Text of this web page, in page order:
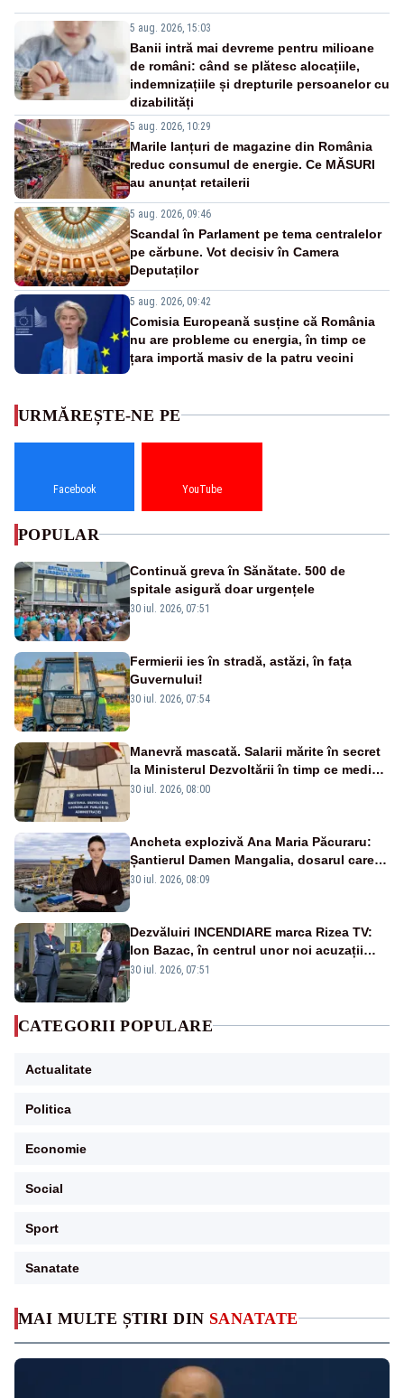
5 aug. 2026, 15:03
Banii intră mai devreme pentru milioane
de români: când se plătesc alocațiile,
indemnizațiile și drepturile persoanelor cu
dizabilități
5 aug. 2026, 10:29
Marile lanțuri de magazine din România
reduc consumul de energie. Ce MĂSURI
au anunțat retailerii
5 aug. 2026, 09:46
Scandal în Parlament pe tema centralelor
pe cărbune. Vot decisiv în Camera
Deputaților
5 aug. 2026, 09:42
Comisia Europeană susține că România
nu are probleme cu energia, în timp ce
țara importă masiv de la patru vecini
MAI MULTE ȘTIRI DIN SANATATE
URMĂREȘTE-NE PE
Facebook YouTube
POPULAR
Continuă greva în Sănătate. 500 de
spitale asigură doar urgențele
30 iul. 2026, 07:51
Fermierii ies în stradă, astăzi, în fața
Guvernului!
30 iul. 2026, 07:54
Manevră mascată. Salarii mărite în secret
la Ministerul Dezvoltării în timp ce medicii
ies în stradă
30 iul. 2026, 08:00
Ancheta explozivă Ana Maria Păcuraru:
Șantierul Damen Mangalia, dosarul care
scufundă apărarea României
30 iul. 2026, 08:09
Dezvăluiri INCENDIARE marca Rizea TV:
Ion Bazac, în centrul unor noi acuzații
publice
30 iul. 2026, 07:51
CATEGORII POPULARE
Actualitate
Politica
Economie
Social
Sport
Sanatate